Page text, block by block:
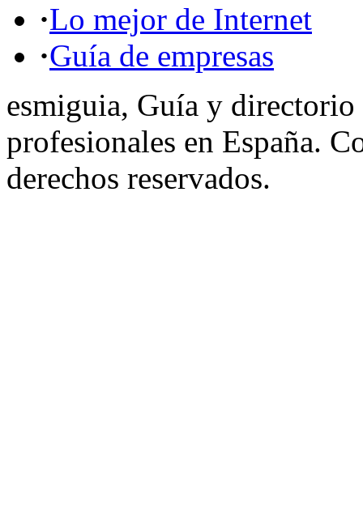
·Lo mejor de Internet
·Guía de empresas
esmiguia, Guía y directorio
profesionales en España.
derechos reservados.